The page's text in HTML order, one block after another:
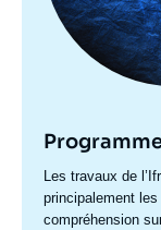
Accroche
centre
Les travaux de
principalement
compréhension